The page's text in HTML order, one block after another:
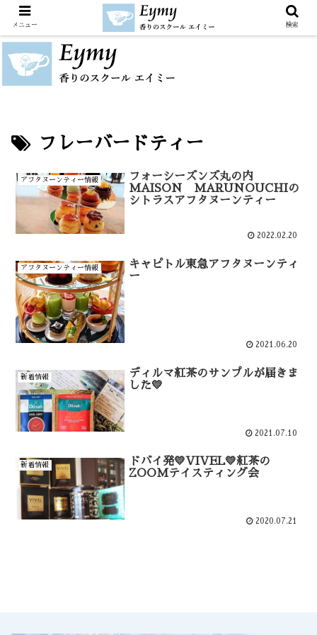
フレーバードティー
アフタヌーンティー情報
フォーシーズンズ丸の内
MAISON MARUNOUCHIの
シトラスアフタヌーンティー
2022.02.20
アフタヌーンティー情報
キャピトル東急アフタヌーンティ
ー
2021.06.20
新着情報
ディルマ紅茶のサンプルが届きま
した💛
2021.07.10
新着情報
ドバイ発💛VIVEL💛紅茶の
ZOOMテイスティング会
2020.07.21
メニュー 検索